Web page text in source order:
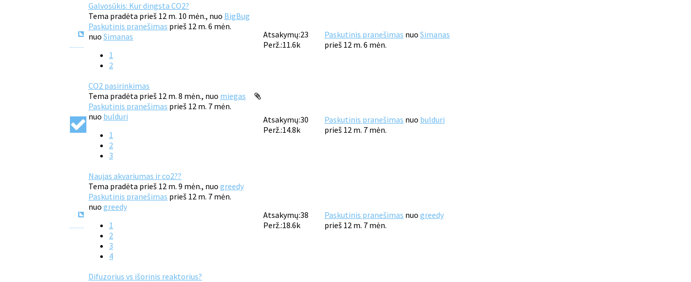
Galvosūkis: Kur dingsta CO2?
Tema pradėta prieš 12 m. 10 mėn., nuo BigBug
Paskutinis pranešimas prieš 12 m. 6 mėn.
nuo Simanas
1
2
Atsakymų:23
Perž.:11.6k
Paskutinis pranešimas nuo Simanas
prieš 12 m. 6 mėn.
CO2 pasirinkimas
Tema pradėta prieš 12 m. 8 mėn., nuo miegas
Paskutinis pranešimas prieš 12 m. 7 mėn.
nuo bulduri
1
2
3
Atsakymų:30
Perž.:14.8k
Paskutinis pranešimas nuo bulduri
prieš 12 m. 7 mėn.
Naujas akvariumas ir co2??
Tema pradėta prieš 12 m. 9 mėn., nuo greedy
Paskutinis pranešimas prieš 12 m. 7 mėn.
nuo greedy
1
2
3
4
Atsakymų:38
Perž.:18.6k
Paskutinis pranešimas nuo greedy
prieš 12 m. 7 mėn.
Difuzorius vs išorinis reaktorius?